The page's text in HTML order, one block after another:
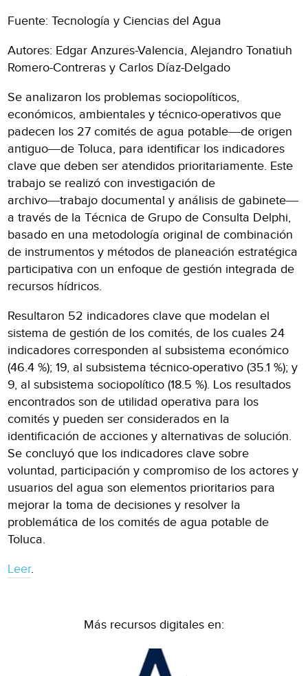
Fuente: Tecnología y Ciencias del Agua
Autores: Edgar Anzures-Valencia, Alejandro Tonatiuh
Romero-Contreras y Carlos Díaz-Delgado
Se analizaron los problemas sociopolíticos,
económicos, ambientales y técnico-operativos que
padecen los 27 comités de agua potable―de origen
antiguo―de Toluca, para identificar los indicadores
clave que deben ser atendidos prioritariamente. Este
trabajo se realizó con investigación de
archivo―trabajo documental y análisis de gabinete―
a través de la Técnica de Grupo de Consulta Delphi,
basado en una metodología original de combinación
de instrumentos y métodos de planeación estratégica
participativa con un enfoque de gestión integrada de
recursos hídricos.
Resultaron 52 indicadores clave que modelan el
sistema de gestión de los comités, de los cuales 24
indicadores corresponden al subsistema económico
(46.4 %); 19, al subsistema técnico-operativo (35.1 %); y
9, al subsistema sociopolítico (18.5 %). Los resultados
encontrados son de utilidad operativa para los
comités y pueden ser considerados en la
identificación de acciones y alternativas de solución.
Se concluyó que los indicadores clave sobre
voluntad, participación y compromiso de los actores y
usuarios del agua son elementos prioritarios para
mejorar la toma de decisiones y resolver la
problemática de los comités de agua potable de
Toluca.
Leer.
Más recursos digitales en: